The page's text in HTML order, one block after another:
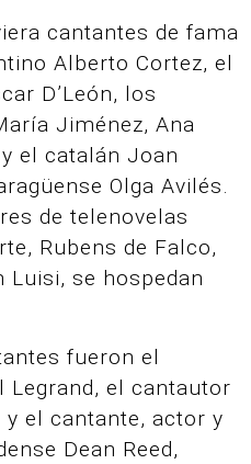
cantantes de fama
Alberto Cortez, el
D’León, los
Jiménez, Ana
el catalán Joan
Olga Avilés.
de telenovelas
Rubens de Falco,
Luisi, se hospedan
fueron el
el cantautor
el cantante, actor y
Dean Reed,